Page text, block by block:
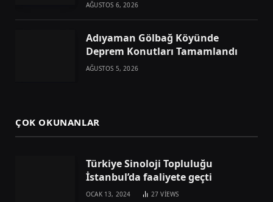
AĞUSTOS 6, 2026
Adıyaman Gölbağ Köyünde
Deprem Konutları Tamamlandı
AĞUSTOS 5, 2026
ÇOK OKUNANLAR
Türkiye Sinoloji Topluluğu
İstanbul’da faaliyete geçti
OCAK 13, 2024 27VIEWS